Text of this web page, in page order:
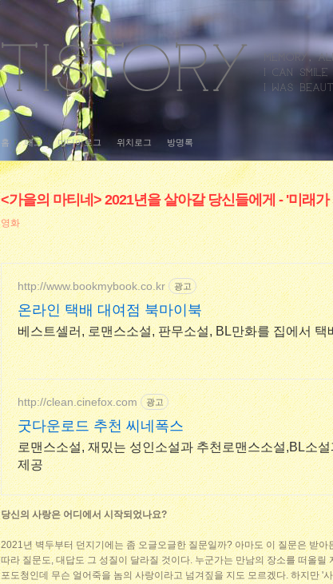
홈 태그 미디어로그 위치로그 방명록
<가을의 마티네> 2021년을 살아갈 당신들에게 - '미래
영화
http://www.bookmybook.co.kr 광고
온라인 택배 대여점 북마이북
베스트셀러, 로맨스소설, 판무소설, BL만화를 집에서 택
http://clean.cinefox.com 광고
굿다운로드 추천 씨네폭스
로맨스소설, 재밌는 성인소설과 추천로맨스소설,BL소
제공
당신의 사랑은 어디에서 시작되었나요?
2021년 벽두부터 던지기에는 좀 오글오글한 질문일까? 아마도 이 질문은 받
따라 질문도, 대답도 그 성질이 달라질 것이다. 누군가는 만남의 장소를 떠올릴
포도청인데 무슨 얼어죽을 놈의 사랑이라고 넘겨짚을 지도 모르겠다. 하지만 '